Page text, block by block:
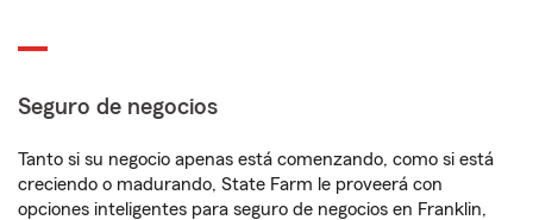
Seguro de negocios
Tanto si su negocio apenas está comenzando, como si está
creciendo o madurando, State Farm le proveerá con
opciones inteligentes para seguro de negocios en Franklin,